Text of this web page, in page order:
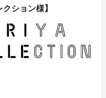
ション様】